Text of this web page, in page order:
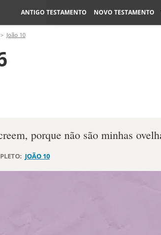
ANTIGO TESTAMENTO NOVO TESTAMENTO
João 10
porque não são minhas
JOÃO 10